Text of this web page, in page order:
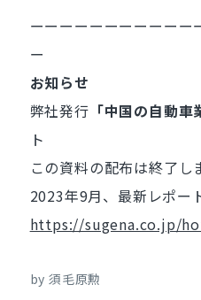
ーーーーーーーーーーー
ー
お知らせ
弊社発行 「中国の自動車
ト
この資料の配布は終了し
2023年9月、最新レポー
https://sugena.co.jp/
by 須毛原勲